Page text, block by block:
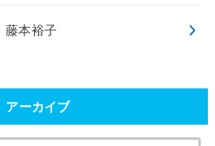
藤本裕子
アーカイブ